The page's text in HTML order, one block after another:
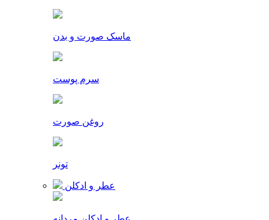
ماسک صورت و بدن
سرم پوست
روغن صورت
تونر
عطر و ادکلن